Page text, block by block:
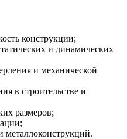
конструкции;
и динамических
и механической
в строительстве и
размеров;
металлоконструкций.